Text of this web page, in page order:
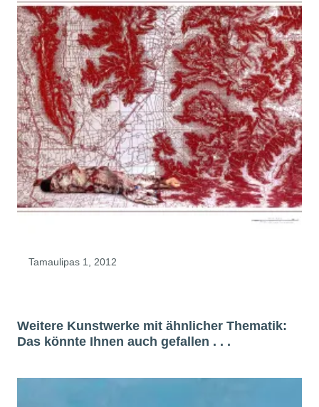
Tamaulipas 1, 2012
Weitere Kunstwerke mit ähnlicher Thematik:
Das könnte Ihnen auch gefallen . . .